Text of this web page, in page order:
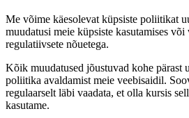
Me võime käesolevat küpsiste poliitikat
muudatusi meie küpsiste kasutamises või
regulatiivsete nõuetega.
Kõik muudatused jõustuvad kohe pärast
poliitika avaldamist meie veebisaidil.
regulaarselt läbi vaadata, et olla kursis
kasutame.